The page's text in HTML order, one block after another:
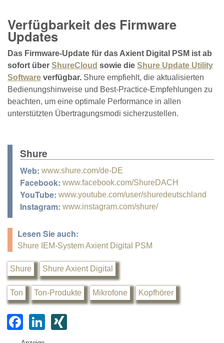
Verfügbarkeit des Firmware
Updates
Das Firmware-Update für das Axient Digital PSM ist ab
sofort über ShureCloud sowie die Shure Update Utility
Software verfügbar. Shure empfiehlt, die aktualisierten
Bedienungshinweise und Best-Practice-Empfehlungen zu
beachten, um eine optimale Performance in allen
unterstützten Übertragungsmodi sicherzustellen.
Shure
Web: www.shure.com/de-DE
Facebook: www.facebook.com/ShureDACH
YouTube: www.youtube.com/user/shuredeutschland
Instagram: www.instagram.com/shure/
Lesen Sie auch:
Shure IEM-System Axient Digital PSM
Shure Shure Axient Digital
Ton Ton-Produkte Mikrofone Kopfhörer
F
a
Li